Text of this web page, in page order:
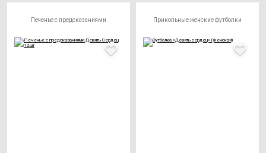
Печенье с предсказаниями Прикольные женские футболки